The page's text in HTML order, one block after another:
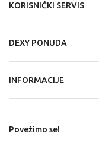
KORISNIČKI SERVIS
DEXY PONUDA
INFORMACIJE
Povežimo se!